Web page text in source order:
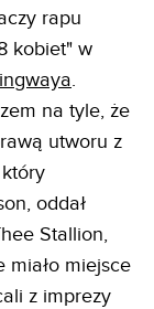
rapu
kobiet" w
.
na tyle, że
utworu z
oddał
Stallion,
miało miejsce
z imprezy